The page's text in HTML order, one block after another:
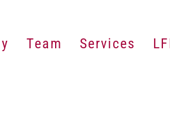
Team Services